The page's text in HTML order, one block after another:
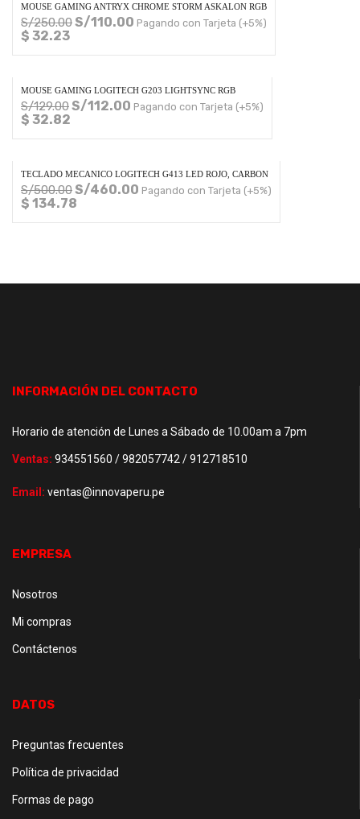
MOUSE GAMING ANTRYX CHROME STORM ASKALON RGB
S/250.00S/110.00 Pagando con Tarjeta (+5%)
$ 32.23
MOUSE GAMING LOGITECH G203 LIGHTSYNC RGB
S/129.00S/112.00 Pagando con Tarjeta (+5%)
$ 32.82
TECLADO MECANICO LOGITECH G413 LED ROJO, CARBON
S/500.00S/460.00 Pagando con Tarjeta (+5%)
$ 134.78
INFORMACIÓN DEL CONTACTO
Horario de atención de Lunes a Sábado de 10.00am a 7pm
Ventas: 934551560 / 982057742 / 912718510
Email: ventas@innovaperu.pe
EMPRESA
Nosotros
Mi compras
Contáctenos
DATOS
Preguntas frecuentes
Política de privacidad
Formas de pago